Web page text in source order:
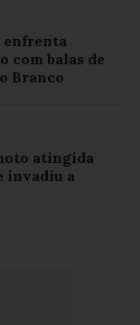
com balas de
Branco
atingida
invadiu a